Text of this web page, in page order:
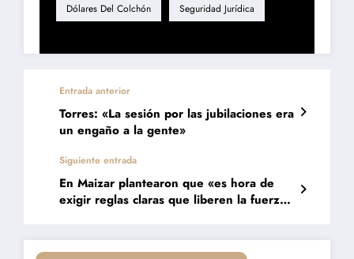
Dólares Del Colchón Seguridad Jurídica
Entrada anterior
Torres: «La sesión por las jubilaciones era
un engaño a la gente»
Siguiente entrada
En Maizar plantearon que «es hora de
exigir reglas claras que liberen la fuerza